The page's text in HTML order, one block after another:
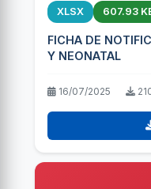
XLSX 607.93
FICHA DE
Y NEONATAL
16/07/2025